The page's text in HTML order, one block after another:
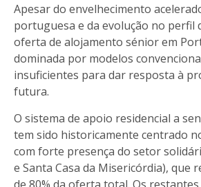
Apesar do envelhecimento
portuguesa e da evolução no perfil
oferta de alojamento sénior em
dominada por modelos
insuficientes para dar resposta à
futura.
O sistema de apoio residencial a
tem sido historicamente centrado
com forte presença do setor
e Santa Casa da Misericórdia), que